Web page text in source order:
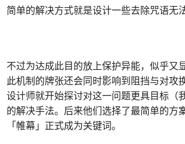
简单的解决方式就是设计一些去除咒语无
不过为达成此目的放上保护异能，似乎又
此机制的牌张还会同时影响到阻挡与对攻
设计师就开始探讨对这一问题更具目标（
的解决手法。后来他们选择了最简单的方
「帷幕」正式成为关键词。